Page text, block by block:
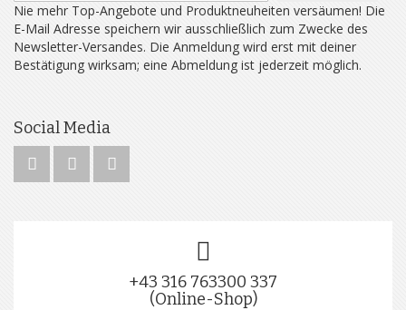
Nie mehr Top-Angebote und Produktneuheiten versäumen! Die
E-Mail Adresse speichern wir ausschließlich zum Zwecke des
Newsletter-Versandes. Die Anmeldung wird erst mit deiner
Bestätigung wirksam; eine Abmeldung ist jederzeit möglich.
Social Media
+43 316 763300 337
(Online-Shop)